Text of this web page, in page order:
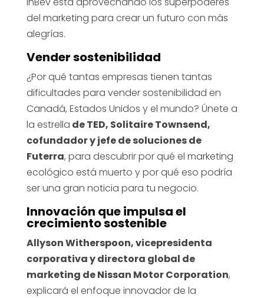
del marketing para crear un futuro con más
alegrías.
Vender sostenibilidad
¿Por qué tantas empresas tienen tantas
dificultades para vender sostenibilidad en
Canadá, Estados Unidos y el mundo? Únete a
la estrella de TED, Solitaire Townsend,
cofundador y jefe de soluciones de
Futerra, para descubrir por qué el marketing
ecológico está muerto y por qué eso podría
ser una gran noticia para tu negocio.
Innovación que impulsa el
crecimiento sostenible
Allyson Witherspoon, vicepresidenta
corporativa y directora global de
marketing de Nissan Motor Corporation,
explicará el enfoque innovador de la